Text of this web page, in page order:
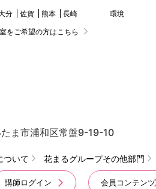
分 佐賀 熊本
長崎
をご希望の方はこちら
環境
ま市浦和区常盤9-19-10
ついて 花まるグループその他部門
講師ログイン 会員コンテンツ